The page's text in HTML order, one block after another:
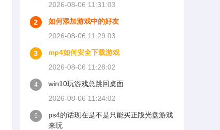
2026-08-06 11:31:03
2
如何添加游戏中的好友
2026-08-06 11:29:03
3
mp4如何安全下载游戏
2026-08-06 11:28:02
4
win10玩游戏总跳回桌面
2026-08-06 11:24:02
5
ps4的话现在是不是只能买正版光盘游戏
来玩